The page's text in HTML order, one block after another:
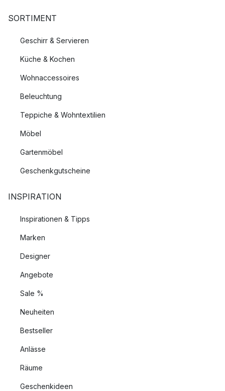
SORTIMENT
Geschirr & Servieren
Küche & Kochen
Wohnaccessoires
Beleuchtung
Teppiche & Wohntextilien
Möbel
Gartenmöbel
Geschenkgutscheine
INSPIRATION
Inspirationen & Tipps
Marken
Designer
Angebote
Sale %
Neuheiten
Bestseller
Anlässe
Räume
Geschenkideen